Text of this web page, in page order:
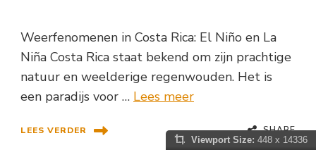
Weerfenomenen in Costa Rica: El Niño en La
Niña Costa Rica staat bekend om zijn prachtige
natuur en weelderige regenwouden. Het is
een paradijs voor … Lees meer
LEES VERDER SHARE
Viewport Size: 448 x 14336